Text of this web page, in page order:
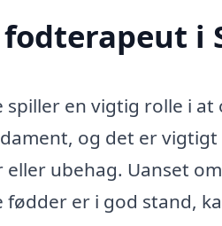
i
spiller en vigtig rolle i
og det er
ubehag. Uanset
fødder er i god stand,